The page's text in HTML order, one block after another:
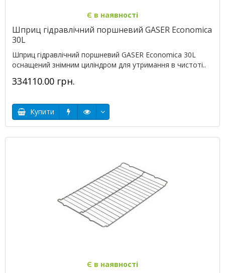
Є в наявності
Шприц гідравлічний поршневий GASER Economica
30L
Шприц гідравлічний поршневий GASER Economica 30L
оснащений знімним циліндром для утримання в чистоті..
334110.00 грн.
Купити
Є в наявності